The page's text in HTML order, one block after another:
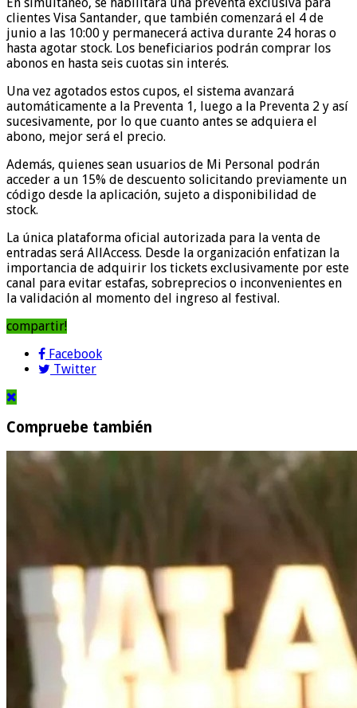
clientes Visa Santander, que también comenzará el 4 de
junio a las 10:00 y permanecerá activa durante 24 horas o
hasta agotar stock. Los beneficiarios podrán comprar los
abonos en hasta seis cuotas sin interés.
Una vez agotados estos cupos, el sistema avanzará
automáticamente a la Preventa 1, luego a la Preventa 2 y así
sucesivamente, por lo que cuanto antes se adquiera el
abono, mejor será el precio.
Además, quienes sean usuarios de Mi Personal podrán
acceder a un 15% de descuento solicitando previamente un
código desde la aplicación, sujeto a disponibilidad de
stock.
La única plataforma oficial autorizada para la venta de
entradas será AllAccess. Desde la organización enfatizan la
importancia de adquirir los tickets exclusivamente por este
canal para evitar estafas, sobreprecios o inconvenientes en
la validación al momento del ingreso al festival.
compartir!
Facebook
Twitter
Compruebe también